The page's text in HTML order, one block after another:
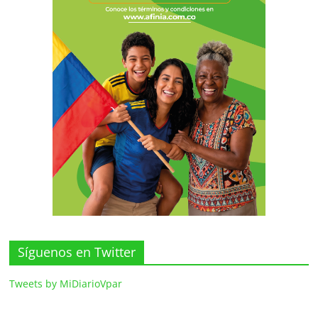
Síguenos en Twitter
Tweets by MiDiarioVpar